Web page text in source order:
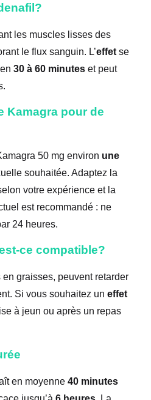
les muscles lisses des
le flux sanguin. L’effet se
30 à 60 minutes et peut
Kamagra pour de
50 mg environ une
souhaitée. Adaptez la
votre expérience et la
est recommandé : ne
24 heures.
ce compatible?
graisses, peuvent retarder
Si vous souhaitez un effet
à jeun ou après un repas
en moyenne 40 minutes